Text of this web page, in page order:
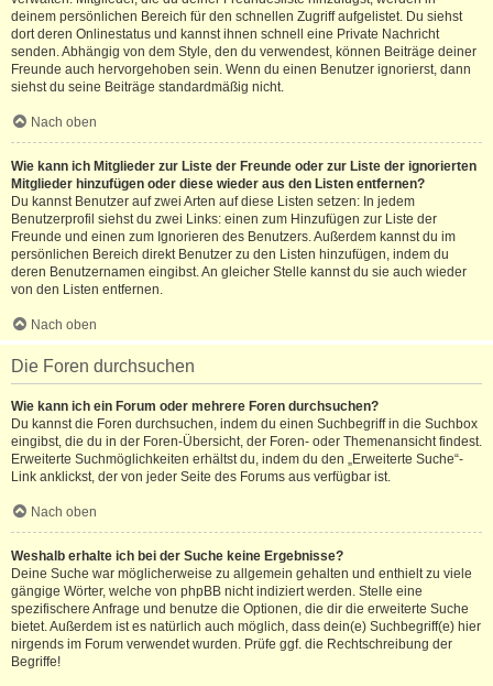
deinem persönlichen Bereich für den schnellen Zugriff aufgelistet. Du siehst
dort deren Onlinestatus und kannst ihnen schnell eine Private Nachricht
senden. Abhängig von dem Style, den du verwendest, können Beiträge deiner
Freunde auch hervorgehoben sein. Wenn du einen Benutzer ignorierst, dann
siehst du seine Beiträge standardmäßig nicht.
Nach oben
Wie kann ich Mitglieder zur Liste der Freunde oder zur Liste der ignorierten
Mitglieder hinzufügen oder diese wieder aus den Listen entfernen?
Du kannst Benutzer auf zwei Arten auf diese Listen setzen: In jedem
Benutzerprofil siehst du zwei Links: einen zum Hinzufügen zur Liste der
Freunde und einen zum Ignorieren des Benutzers. Außerdem kannst du im
persönlichen Bereich direkt Benutzer zu den Listen hinzufügen, indem du
deren Benutzernamen eingibst. An gleicher Stelle kannst du sie auch wieder
von den Listen entfernen.
Nach oben
Die Foren durchsuchen
Wie kann ich ein Forum oder mehrere Foren durchsuchen?
Du kannst die Foren durchsuchen, indem du einen Suchbegriff in die Suchbox
eingibst, die du in der Foren-Übersicht, der Foren- oder Themenansicht findest.
Erweiterte Suchmöglichkeiten erhältst du, indem du den „Erweiterte Suche“-
Link anklickst, der von jeder Seite des Forums aus verfügbar ist.
Nach oben
Weshalb erhalte ich bei der Suche keine Ergebnisse?
Deine Suche war möglicherweise zu allgemein gehalten und enthielt zu viele
gängige Wörter, welche von phpBB nicht indiziert werden. Stelle eine
spezifischere Anfrage und benutze die Optionen, die dir die erweiterte Suche
bietet. Außerdem ist es natürlich auch möglich, dass dein(e) Suchbegriff(e) hier
nirgends im Forum verwendet wurden. Prüfe ggf. die Rechtschreibung der
Begriffe!